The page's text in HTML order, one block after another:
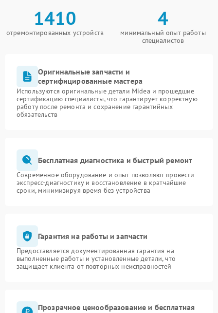
1410
отремонтированных устройств
4
минимальный опыт работы
специалистов
Оригинальные запчасти и
сертифицированные мастера
Используются оригинальные детали Midea и прошедшие
сертификацию специалисты, что гарантирует корректную
работу после ремонта и сохранение гарантийных
обязательств
Бесплатная диагностика и быстрый ремонт
Современное оборудование и опыт позволяют провести
экспресс-диагностику и восстановление в кратчайшие
сроки, минимизируя время без устройства
Гарантия на работы и запчасти
Предоставляется документированная гарантия на
выполненные работы и установленные детали, что
защищает клиента от повторных неисправностей
Прозрачное ценообразование и бесплатная